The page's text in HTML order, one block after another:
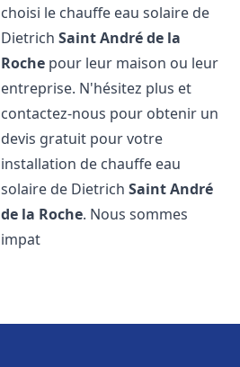
choisi le chauffe eau solaire de
DietrichSaint André de la
Roche pour leur maison ou leur
entreprise. N'hésitez plus et
contactez-nous pour obtenir un
devis gratuit pour votre
installation de chauffe eau
solaire de DietrichSaint André
de la Roche. Nous sommes
impat